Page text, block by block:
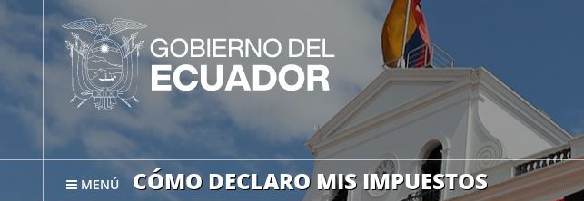
MENÚ CÓMO DECLARO MIS IMPUESTOS